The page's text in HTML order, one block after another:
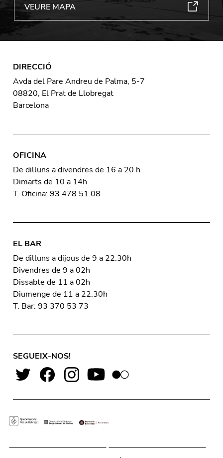
VEURE MAPA
DIRECCIÓ
Avda del Pare Andreu de Palma, 5-7
08820, El Prat de Llobregat
Barcelona
OFICINA
De dilluns a divendres de 16 a 20 h
Dimarts de 10 a 14h
T. Oficina: 93 478 51 08
EL BAR
De dilluns a dijous de 9 a 22.30h
Divendres de 9 a 02h
Dissabte de 11 a 02h
Diumenge de 11 a 22.30h
T. Bar: 93 370 53 73
SEGUEIX-NOS!